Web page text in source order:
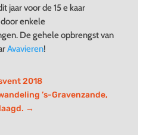
jaar voor de 15 e kaar
enkele
De gehele opbrengst van
Avavieren!
2018
’s-Gravenzande,
→